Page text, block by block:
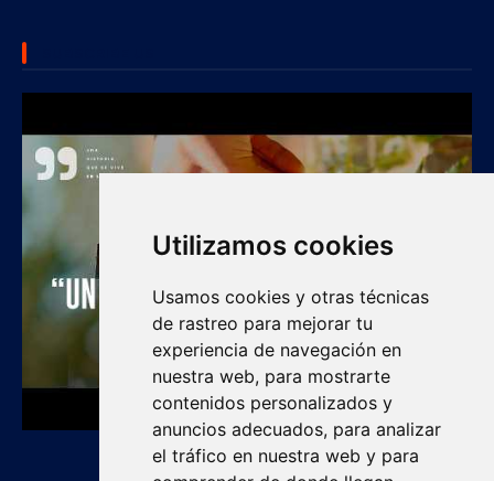
Utilizamos cookies
Usamos cookies y otras técnicas
de rastreo para mejorar tu
experiencia de navegación en
nuestra web, para mostrarte
contenidos personalizados y
anuncios adecuados, para analizar
el tráfico en nuestra web y para